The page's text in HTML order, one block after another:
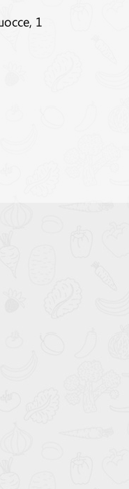
1